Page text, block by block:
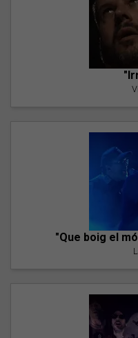
"Que boig el